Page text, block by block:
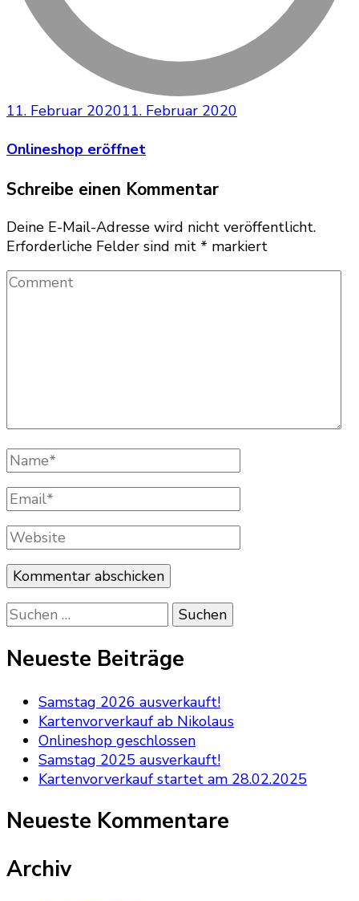
11. Februar 202011. Februar 2020
Onlineshop eröffnet
Schreibe einen Kommentar
Deine E-Mail-Adresse wird nicht veröffentlicht.
Erforderliche Felder sind mit * markiert
Comment
Name*
Email*
Website
Suchen
nach:
Neueste Beiträge
Samstag 2026 ausverkauft!
Kartenvorverkauf ab Nikolaus
Onlineshop geschlossen
Samstag 2025 ausverkauft!
Kartenvorverkauf startet am 28.02.2025
Neueste Kommentare
Archiv